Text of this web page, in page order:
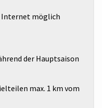
Internet möglich
der Hauptsaison
max. 1 km vom